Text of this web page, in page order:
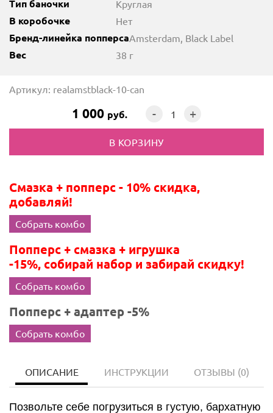
Тип баночки Круглая
В коробочке Нет
Бренд-линейка попперсаAmsterdam, Black Label
Вес 38 г
Артикул: realamstblack-10-can
1 000 руб. - +
Смазка + попперс - 10% скидка,
добавляй!
Собрать комбо
Попперс + смазка + игрушка
-15%, собирай набор и забирай скидку!
Собрать комбо
Попперс + адаптер -5%
Собрать комбо
ОПИСАНИЕ ИНСТРУКЦИИ ОТЗЫВЫ (0)
Позвольте себе погрузиться в густую, бархатную